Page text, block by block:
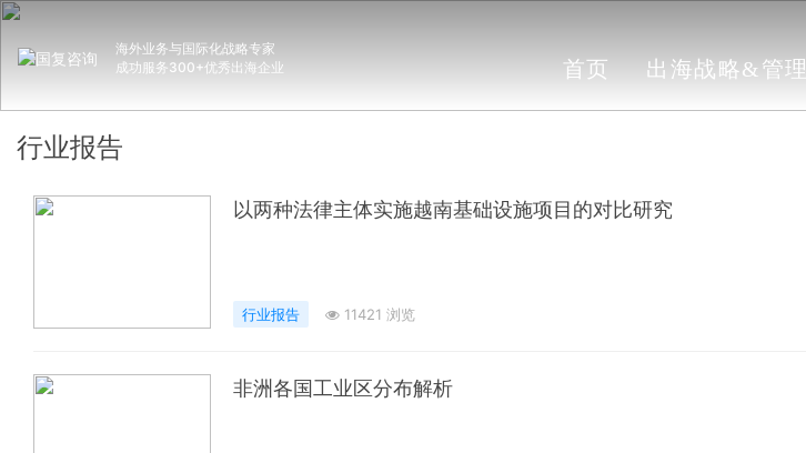
海外业务与国际化战略专家
成功服务300+优秀出海企业
首页 出海战略&管理
行业报告
以两种法律主体实施越南基础设施项目的对比研究
行业报告 11421 浏览
非洲各国工业区分布解析